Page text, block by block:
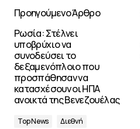
Προηγούμενο Άρθρο
Ρωσία: Στέλνει
υποβρύχιο να
συνοδεύσει το
δεξαμενόπλοιο που
προσπάθησαν να
κατασχέσουν οι ΗΠΑ
ανοικτά της Βενεζουέλας
Top News
Διεθνή